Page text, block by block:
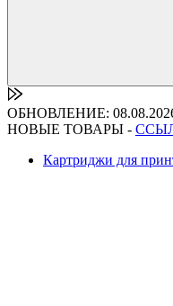
ОБНОВЛЕНИЕ:
НОВЫЕ ТОВАРЫ -
Картриджи для